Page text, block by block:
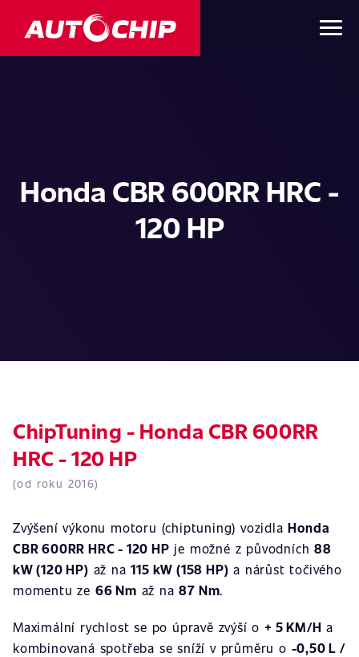
Honda CBR 600RR HRC -
120 HP
ChipTuning - Honda CBR 600RR
HRC - 120 HP
(od roku 2016)
Zvýšení výkonu motoru (chiptuning) vozidlaHonda
CBR 600RR HRC - 120 HP je možné z původních88
kW (120 HP) až na115 kW (158 HP) a nárůst točivého
momentu ze 66 Nm až na87 Nm.
Maximální rychlost se po úpravě zvýší o + 5 KM/H a
kombinovaná spotřeba se sníží v průměru o -0,50 L /